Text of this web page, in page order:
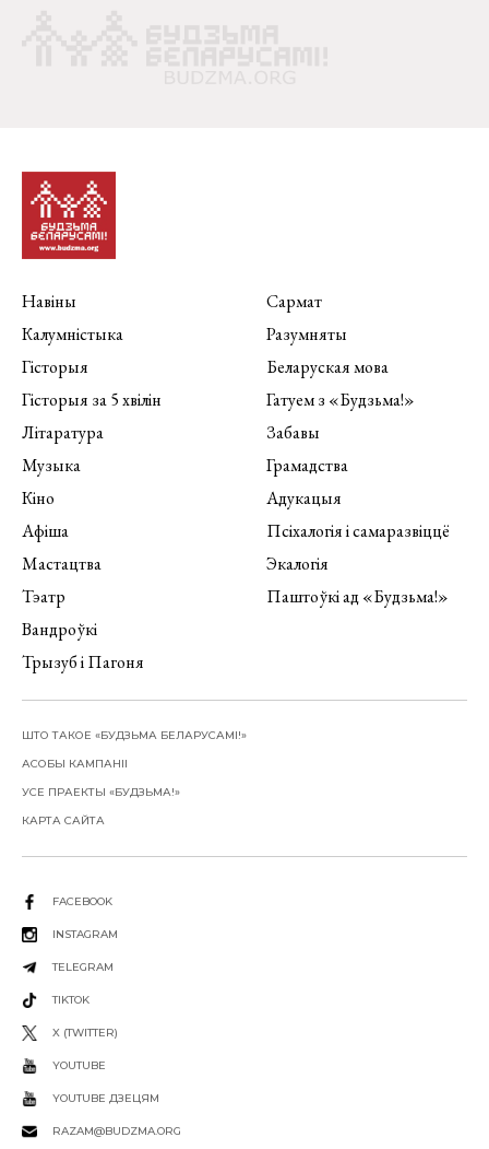
Навіны
Калумністыка
Гісторыя
Гісторыя за 5 хвілін
Літаратура
Музыка
Кіно
Афіша
Мастацтва
Тэатр
Вандроўкі
Трызуб і Пагоня
Сармат
Разумняты
Беларуская мова
Гатуем з «Будзьма!»
Забавы
Грамадства
Адукацыя
Псіхалогія і самаразвіццё
Экалогія
Паштоўкі ад «Будзьма!»
ШТО ТАКОЕ «БУДЗЬМА БЕЛАРУСАМІ!»
АСОБЫ КАМПАНІІ
УСЕ ПРАЕКТЫ «БУДЗЬМА!»
КАРТА САЙТА
FACEBOOK
INSTAGRAM
TELEGRAM
TIKTOK
X (TWITTER)
YOUTUBE
YOUTUBE ДЗЕЦЯМ
RAZAM@BUDZMA.ORG